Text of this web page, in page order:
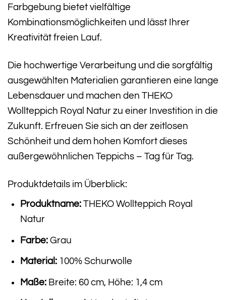
Farbgebung bietet vielfältige
Kombinationsmöglichkeiten und lässt Ihrer
Kreativität freien Lauf.
Die hochwertige Verarbeitung und die sorgfältig
ausgewählten Materialien garantieren eine lange
Lebensdauer und machen den THEKO
Wollteppich Royal Natur zu einer Investition in die
Zukunft. Erfreuen Sie sich an der zeitlosen
Schönheit und dem hohen Komfort dieses
außergewöhnlichen Teppichs – Tag für Tag.
Produktdetails im Überblick:
Produktname:THEKO Wollteppich Royal
Natur
Farbe:Grau
Material:100% Schurwolle
Maße:Breite: 60 cm, Höhe: 1,4 cm